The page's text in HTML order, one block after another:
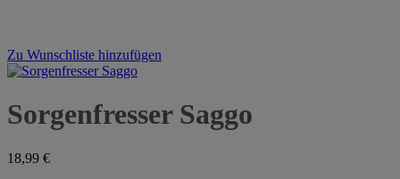
Zu Wunschliste hinzufügen
Sorgenfresser Saggo
18,99 €